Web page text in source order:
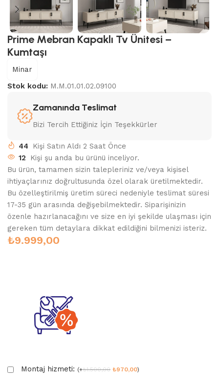
Prime Mebran Kapaklı Tv Ünitesi –
Kumtaşı
Minar
Stok kodu: M.M.01.01.02.09100
Zamanında Teslimat
Bizi Tercih Ettiğiniz İçin Teşekkürler
44
Kişi Satın Aldı 2 Saat Önce
12
Kişi şu anda bu ürünü inceliyor.
Bu ürün, tamamen sizin talepleriniz ve/veya kişisel
ihtiyaçlarınız doğrultusunda özel olarak üretilmektedir.
Bu özelleştirilmiş üretim süreci nedeniyle teslimat süresi
17-35 gün arasında değişebilmektedir. Siparişinizin
özenle hazırlanacağını ve size en iyi şekilde ulaşması için
gereken tüm detaylara dikkat edildiğini bilmenizi isteriz.
₺9.999,00
Montaj hizmeti: (+₺1.500,00 ₺970,00)